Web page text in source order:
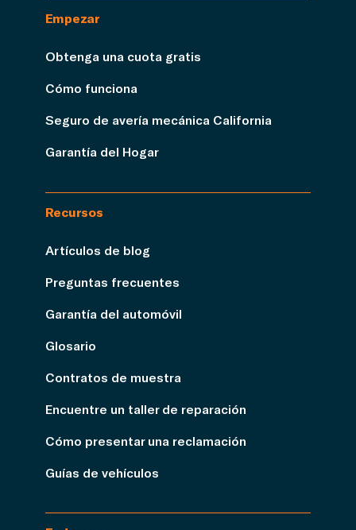
Empezar
Obtenga una cuota gratis
Cómo funciona
Seguro de avería mecánica California
Garantía del Hogar
Recursos
Artículos de blog
Preguntas frecuentes
Garantía del automóvil
Glosario
Contratos de muestra
Encuentre un taller de reparación
Cómo presentar una reclamación
Guías de vehículos